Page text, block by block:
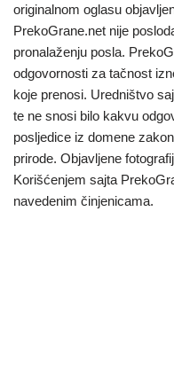
originalnom oglasu
PrekoGrane.net nije
pronalaženju posla.
odgovornosti za tačnost
koje prenosi. Uredništvo
te ne snosi bilo kakvu
posljedice iz domene
prirode. Objavljene
Korišćenjem sajta
navedenim činjenicama.